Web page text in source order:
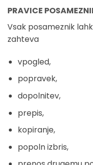
PRAVICE
Vsak posameznik
zahteva
vpogled,
popravek,
dopolnitev,
prepis,
kopiranje,
popoln izbris,